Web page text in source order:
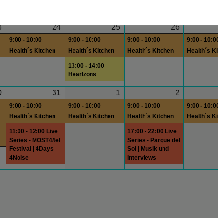
24
9:00 - 10:00
Health´s Kitchen
25
9:00 - 10:00
Health´s Kitchen
13:00 - 14:00
Hearizons
26
9:00 - 10:00
Health´s Kitchen
9:00 -
Health´s
31
9:00 - 10:00
Health´s Kitchen
11:00 - 12:00 Live
Series - MOST4/tel
Festival | 4Days
4Noise
1
9:00 - 10:00
Health´s Kitchen
2
9:00 - 10:00
Health´s Kitchen
17:00 - 22:00 Live
Series - Parque del
Sol | Musik und
Interviews
9:00 -
Health´s